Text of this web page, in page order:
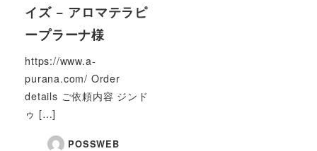
イズ − アロマテラピ
ープラーナ様
https://www.a-
purana.com/ Order
details ご依頼内容 ジンド
ゥ […]
POSSWEB